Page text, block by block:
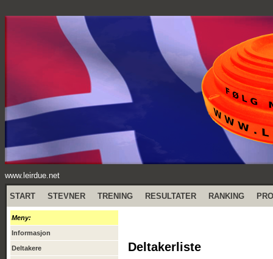
www.leirdue.net
START STEVNER TRENING RESULTATER RANKING
Meny:
Informasjon
Deltakere Deltakerliste